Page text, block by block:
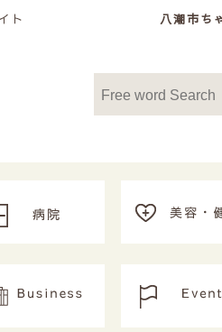
八潮市ち
ト